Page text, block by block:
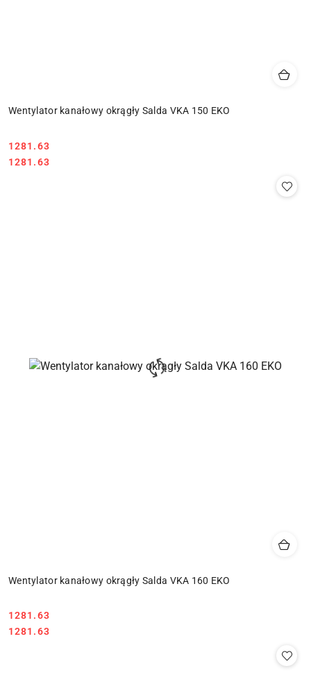
Wentylator kanałowy okrągły Salda VKA 150 EKO
Cena:
1281.63
Cena:
1281.63
Wentylator kanałowy okrągły Salda VKA 160 EKO
Cena:
1281.63
Cena:
1281.63